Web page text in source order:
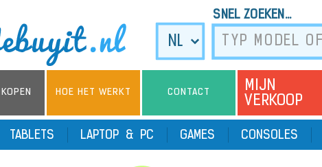
SNEL ZOEKEN...
HOE HET WERKT CONTACT
MIJN
VERKOOP
TABLETS LAPTOP & PC GAMES CONSOLES